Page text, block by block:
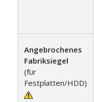
Angebrochenes
Fabriksiegel
(für
Festplatten/HDD)